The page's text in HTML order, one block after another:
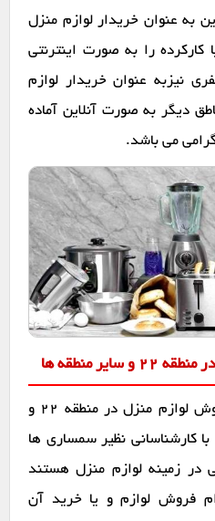
به عنوان خریدار لوازم منزل
را به صورت اینترنتی
نیزبه عنوان خریدار لوازم
در منطقه 22 و مناطق دیگر به صورت آنلاین آماده
می باشد.
منطقه ها
دقت داشته باشید جهت فروش لوازم منزل در منطقه 22 و
کارشناسانی نظیر سمساری ها
در زمینه لوازم منزل هستند
فروش لوازم و یا خرید آن